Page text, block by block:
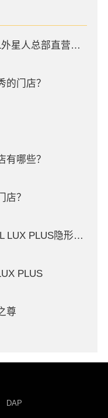
天津汽车贴膜，首选天津XPEL外星人总部直营店，高口碑店
门店？
有哪些？
？
问界M9在上海宝之尊装贴XPEL LUX PLUS隐形车衣
PLUS
尊
DAP